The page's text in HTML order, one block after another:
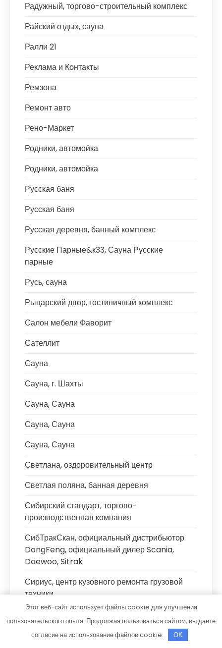
Радужный, торгово-строительный комплекс
Райский отдых, сауна
Ралли 21
Реклама и Контакты
Ремзона
Ремонт авто
Рено-Маркет
Родники, автомойка
Родники, автомойка
Русская баня
Русская баня
Русская деревня, банный комплекс
Русские Парные&к33, Сауна Русские
парные
Русь, сауна
Рыцарский двор, гостиничный комплекс
Салон мебели Фаворит
Сателлит
Сауна
Сауна, г. Шахты
Сауна, Сауна
Сауна, Сауна
Сауна, Сауна
Светлана, оздоровительный центр
Светлая поляна, банная деревня
Сибирский стандарт, торгово-
производственная компания
СибТракСкан, официальный дистрибьютор
DongFeng, официальный дилер Scania,
Daewoo, Sitrak
Сириус, центр кузовного ремонта грузовой
техники
Система, автоцентр
Скиф, автомойка
Этот веб-сайт использует файлы cookie для улучшения
пользовательского опыта. Продолжая пользоваться сайтом, вы даете
согласие на использование файлов cookie.
OK